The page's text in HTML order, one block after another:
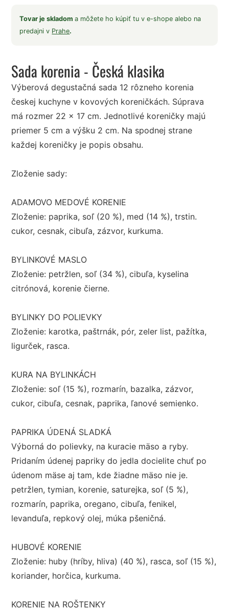
Tovar je skladoma môžete ho kúpiť tu v e-shope alebo na
predajni v Prahe.
Sada korenia - Česká klasika
Výberová degustačná sada 12 rôzneho korenia
českej kuchyne v kovových koreničkách. Súprava
má rozmer 22 x 17 cm. Jednotlivé koreničky majú
priemer 5 cm a výšku 2 cm. Na spodnej strane
každej koreničky je popis obsahu.
Zloženie sady:
ADAMOVO MEDOVÉ KORENIE
Zloženie: paprika, soľ (20 %), med (14 %), trstin.
cukor, cesnak, cibuľa, zázvor, kurkuma.
BYLINKOVÉ MASLO
Zloženie: petržlen, soľ (34 %), cibuľa, kyselina
citrónová, korenie čierne.
BYLINKY DO POLIEVKY
Zloženie: karotka, paštrnák, pór, zeler list, pažítka,
ligurček, rasca.
KURA NA BYLINKÁCH
Zloženie: soľ (15 %), rozmarín, bazalka, zázvor,
cukor, cibuľa, cesnak, paprika, ľanové semienko.
PAPRIKA ÚDENÁ SLADKÁ
Výborná do polievky, na kuracie mäso a ryby.
Pridaním údenej papriky do jedla docielite chuť po
údenom mäse aj tam, kde žiadne mäso nie je.
petržlen, tymian, korenie, saturejka, soľ (5 %),
rozmarín, paprika, oregano, cibuľa, fenikel,
levanduľa, repkový olej, múka pšeničná.
HUBOVÉ KORENIE
Zloženie: huby (hríby, hliva) (40 %), rasca, soľ (15 %),
koriander, horčica, kurkuma.
KORENIE NA ROŠTENKY